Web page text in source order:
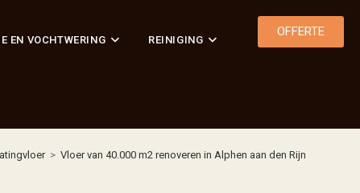
EN VOCHTWERING REINIGING
OFFERTE
> Vloer van 40.000 m2 renoveren in Alphen aan den Rijn